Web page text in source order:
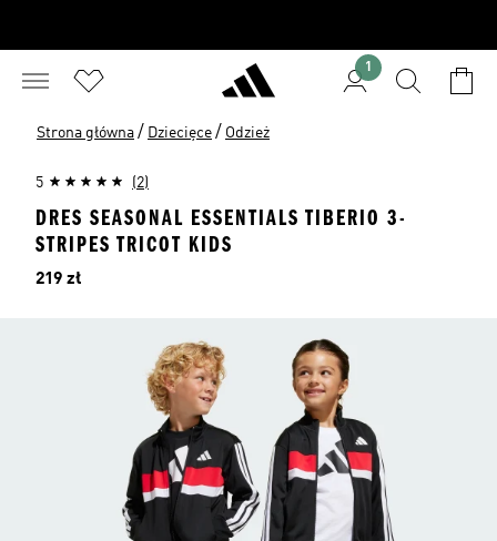
1
Strona główna / Dziecięce / Odzież
5 (2)
DRES SEASONAL ESSENTIALS TIBERIO 3-
STRIPES TRICOT KIDS
Cena
219 zł